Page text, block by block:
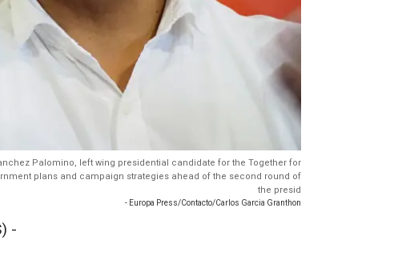
Palomino, left wing presidential candidate for the Together for
plans and campaign strategies ahead of the second round of
the presid
- Europa Press/Contacto/Carlos Garcia Granthon
-